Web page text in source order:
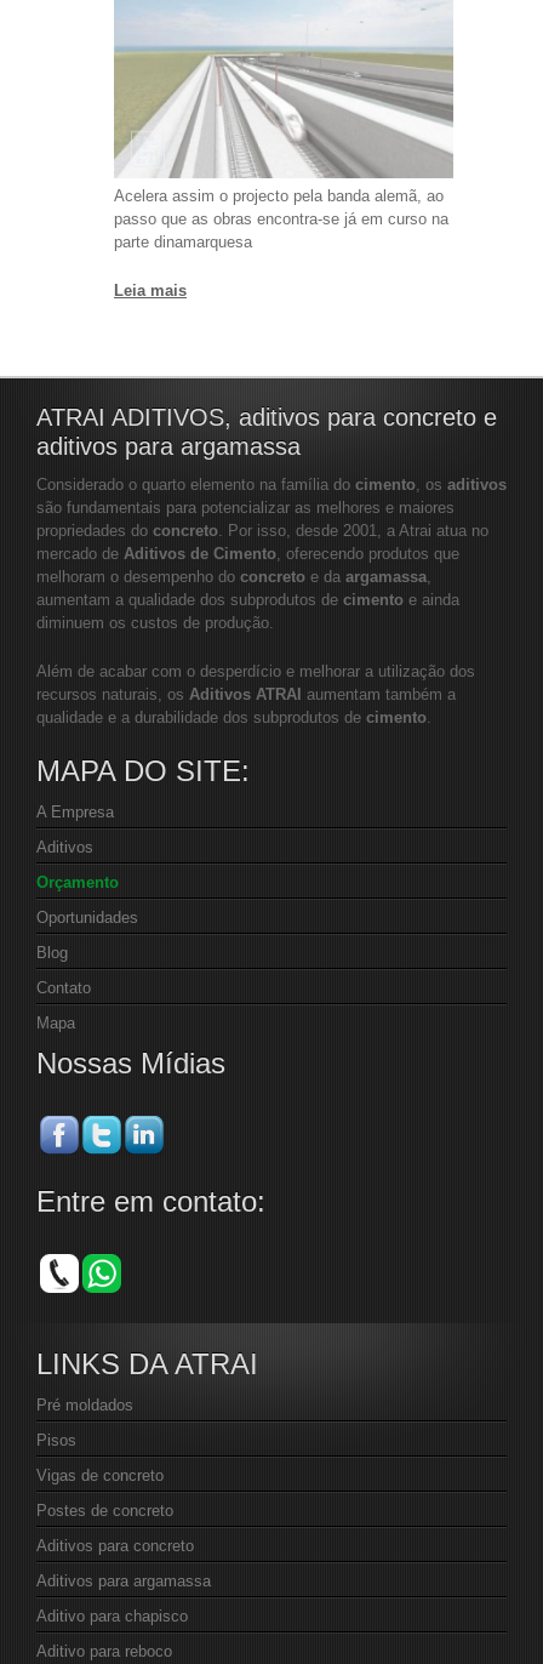
Acelera assim o projecto pela banda alemã, ao
passo que as obras encontra-se já em curso na
parte dinamarquesa
Leia mais
ATRAI ADITIVOS, aditivos para concreto e
aditivos para argamassa
Considerado o quarto elemento na família do cimento , os aditivos
são fundamentais para potencializar as melhores e maiores
propriedades do concreto . Por isso, desde 2001, a Atrai atua no
mercado de Aditivos de Cimento , oferecendo produtos que
melhoram o desempenho do concreto e da argamassa
aumentam a qualidade dos subprodutos de cimento e ainda
diminuem os custos de produção.
Além de acabar com o desperdício e melhorar a utilização dos
recursos naturais, os Aditivos ATRAI aumentam também a
qualidade e a durabilidade dos subprodutos de cimento
MAPA DO SITE:
A Empresa
Aditivos
Orçamento
Oportunidades
Blog
Contato
Mapa
Nossas Mídias
Entre em contato:
LINKS DA ATRAI
Pré moldados
Pisos
Vigas de concreto
Postes de concreto
Aditivos para concreto
Aditivos para argamassa
Aditivo para chapisco
Aditivo para reboco